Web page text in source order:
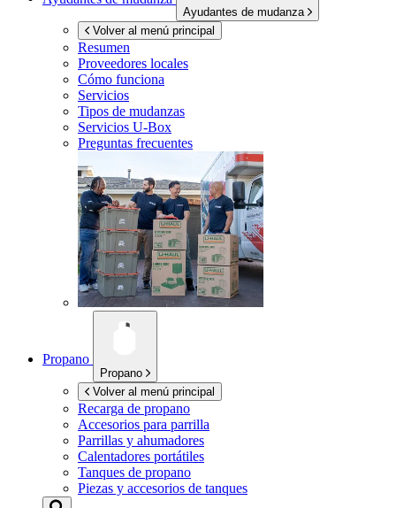
Ayudantes de mudanza
Volver al menú principal
Resumen
Proveedores locales
Cómo funciona
Servicios
Tipos de mudanzas
Servicios U-Box
Preguntas frecuentes
Propano
Propano
Volver al menú principal
Recarga de propano
Accesorios para parrilla
Parrillas y ahumadores
Calentadores portátiles
Tanques de propano
Piezas y accesorios de tanques